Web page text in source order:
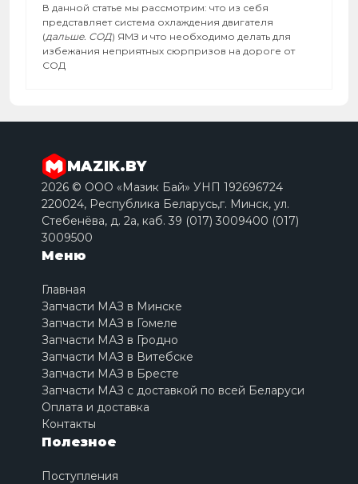
В данной статье мы рассмотрим: что из себя
представляет система охлаждения двигателя
(дальше. СОД) ЯМЗ и что необходимо делать для
избежания неприятных сюрпризов на дороге от
СОД
MAZIK.BY
2026 © ООО «Мазик Бай» УНП 192696724
220024, Республика Беларусь,г. Минск, ул.
Стебенёва, д. 2a, каб. 39 (017) 3009400 (017)
3009500
Меню
Главная
Запчасти МАЗ в Минске
Запчасти МАЗ в Гомеле
Запчасти МАЗ в Гродно
Запчасти МАЗ в Витебске
Запчасти МАЗ в Бресте
Запчасти МАЗ с доставкой по всей Беларуси
Оплата и доставка
Контакты
Полезное
Поступления